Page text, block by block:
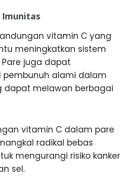
vitamin C yang
meningkatkan sistem
juga dapat
pembunuh alami dalam
dapat melawan berbagai
vitamin C dalam pare
radikal bebas
mengurangi risiko kanker
sel.